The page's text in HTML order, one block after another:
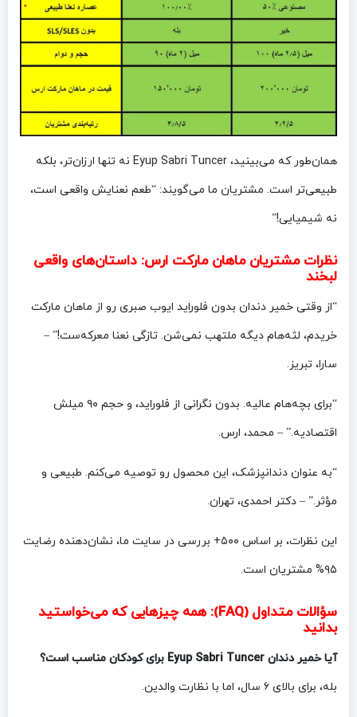
همان‌طور که می‌بینید، Eyup Sabri Tuncer نه تنها ارزان‌تر، بلکه
طبیعی‌تر است. مشتریان ما می‌گویند: “طعم نعنایش واقعی است،
نه شیمیایی!”
نظرات مشتریان ماهان مارکت ارس: داستان‌های واقعی
لبخند
“از وقتی خمیر دندان بدون فلوراید ایوب صبری رو از ماهان مارکت
خریدم، لثه‌هام دیگه ملتهب نمی‌شن. تازگی نعنا معرکه‌ست!” –
سارا، تبریز.
“برای بچه‌هام عالیه. بدون نگرانی از فلوراید، و حجم ۹۰ میلش
اقتصادیه.” – محمد، ارس.
“به عنوان دندانپزشک، این محصول رو توصیه می‌کنم. طبیعی و
مؤثر.” – دکتر احمدی، تهران.
این نظرات، بر اساس ۵۰۰+ بررسی در سایت ما، نشان‌دهنده رضایت
۹۵% مشتریان است.
سؤالات متداول (FAQ): همه چیزهایی که می‌خواستید
بدانید
آیا خمیر دندان Eyup Sabri Tuncer برای کودکان مناسب است؟
بله، برای بالای ۶ سال، اما با نظارت والدین.